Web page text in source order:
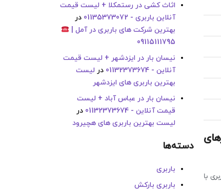
با
اثاث کشی در رستمکلا + لیست قیمت
آنلاین باربری - 01135373072
در
بهترین شرکت های باربری در آمل |
09115111795
نیسان بار در ایزدشهر + لیست قیمت
آنلاین - 01132373674
در لیست
بهترین باربری های ایزدشهر
نیسان بار در عباس آباد + لیست
قیمت آنلاین - 01132373674
در
لیست بهترین باربری های هچیرود
دسته‌ها
باربری
باربری بارکش